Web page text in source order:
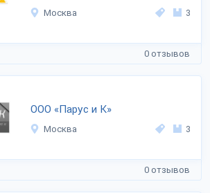
Москва 3
0 отзывов
ООО «Парус и К»
Москва 3
0 отзывов